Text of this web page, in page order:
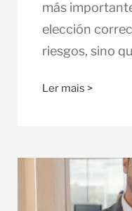
más
elección
riesgos, sino
Ler mais >